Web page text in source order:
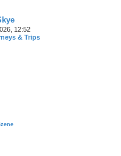
12:52
& Trips